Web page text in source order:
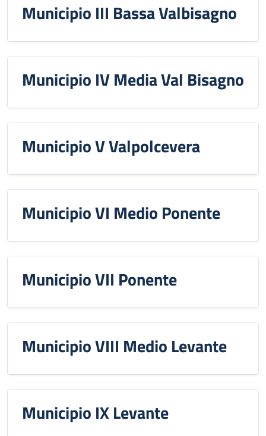
Municipio III Bassa Valbisagno
Municipio IV Media Val Bisagno
Municipio V Valpolcevera
Municipio VI Medio Ponente
Municipio VII Ponente
Municipio VIII Medio Levante
Municipio IX Levante